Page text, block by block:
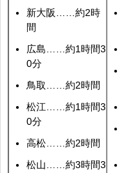
新大阪……約2時
間
広島……約1時間3
0分
鳥取……約2時間
松江……約1時間3
0分
高松……約2時間
松山……約3時間3